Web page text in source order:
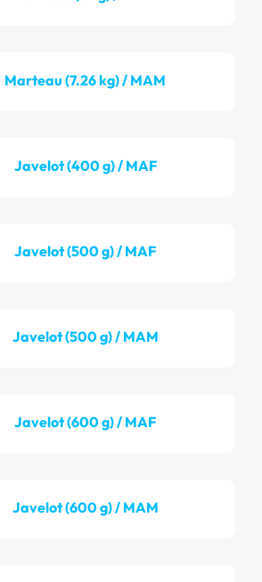
Marteau (7.26 kg) / MAM
Javelot (400 g) / MAF
Javelot (500 g) / MAF
Javelot (500 g) / MAM
Javelot (600 g) / MAF
Javelot (600 g) / MAM